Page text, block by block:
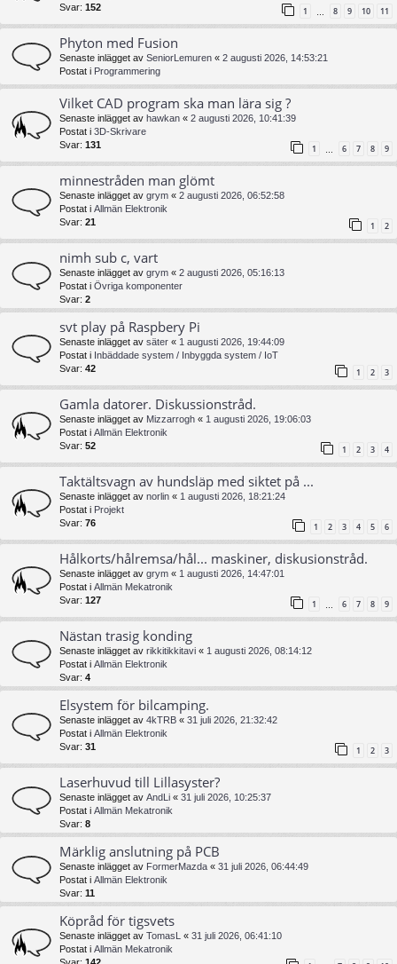
Svar: 152 1 8 9 10 11
Phyton med Fusion
Senaste inlägget av SeniorLemuren « 2 augusti 2026, 14:53:21
Postat i Programmering
Vilket CAD program ska man lära sig ?
Senaste inlägget av hawkan « 2 augusti 2026, 10:41:39
Postat i 3D-Skrivare
Svar: 131 1 6 7 8 9
minnestråden man glömt
Senaste inlägget av grym « 2 augusti 2026, 06:52:58
Postat i Allmän Elektronik
Svar: 21 1 2
nimh sub c, vart
Senaste inlägget av grym « 2 augusti 2026, 05:16:13
Postat i Övriga komponenter
Svar: 2
svt play på Raspbery Pi
Senaste inlägget av säter « 1 augusti 2026, 19:44:09
Postat i Inbäddade system / Inbyggda system / IoT
Svar: 42 1 2 3
Gamla datorer. Diskussionstråd.
Senaste inlägget av Mizzarrogh « 1 augusti 2026, 19:06:03
Postat i Allmän Elektronik
Svar: 52 1 2 3 4
Taktältsvagn av hundsläp med siktet på ...
Senaste inlägget av norlin « 1 augusti 2026, 18:21:24
Postat i Projekt
Svar: 76 1 2 3 4 5 6
Hålkorts/hålremsa/hål... maskiner, diskusionstråd.
Senaste inlägget av grym « 1 augusti 2026, 14:47:01
Postat i Allmän Mekatronik
Svar: 127 1 … 6 7 8 9
Nästan trasig konding
Senaste inlägget av rikkitikkitavi « 1 augusti 2026, 08:14:12
Postat i Allmän Elektronik
Svar: 4
Elsystem för bilcamping.
Senaste inlägget av 4kTRB « 31 juli 2026, 21:32:42
Postat i Allmän Elektronik
Svar: 31 1 2 3
Laserhuvud till Lillasyster?
Senaste inlägget av AndLi « 31 juli 2026, 10:25:37
Postat i Allmän Mekatronik
Svar: 8
Märklig anslutning på PCB
Senaste inlägget av FormerMazda « 31 juli 2026, 06:44:49
Postat i Allmän Elektronik
Svar: 11
Köpråd för tigsvets
Senaste inlägget av TomasL « 31 juli 2026, 06:41:10
Postat i Allmän Mekatronik